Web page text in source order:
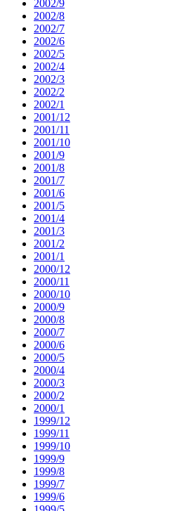
2002/9
2002/8
2002/7
2002/6
2002/5
2002/4
2002/3
2002/2
2002/1
2001/12
2001/11
2001/10
2001/9
2001/8
2001/7
2001/6
2001/5
2001/4
2001/3
2001/2
2001/1
2000/12
2000/11
2000/10
2000/9
2000/8
2000/7
2000/6
2000/5
2000/4
2000/3
2000/2
2000/1
1999/12
1999/11
1999/10
1999/9
1999/8
1999/7
1999/6